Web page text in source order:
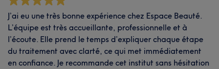
J’ai eu une très bonne expérience chez Espace Beauté.
L’équipe est très accueillante, professionnelle et à
l’écoute. Elle prend le temps d’expliquer chaque étape
du traitement avec clarté, ce qui met immédiatement
en confiance. Je recommande cet institut sans hésitation